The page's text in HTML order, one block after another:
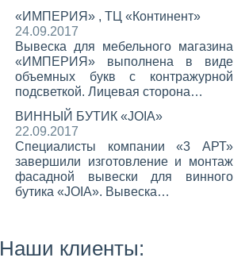
«ИМПЕРИЯ» , ТЦ «Континент»
24.09.2017
Вывеска для мебельного магазина
«ИМПЕРИЯ» выполнена в виде
объемных букв с контражурной
подсветкой. Лицевая сторона…
ВИННЫЙ БУТИК «JOIA»
22.09.2017
Специалисты компании «3 АРТ»
завершили изготовление и монтаж
фасадной вывески для винного
бутика «JOIA». Вывеска…
Наши клиенты: